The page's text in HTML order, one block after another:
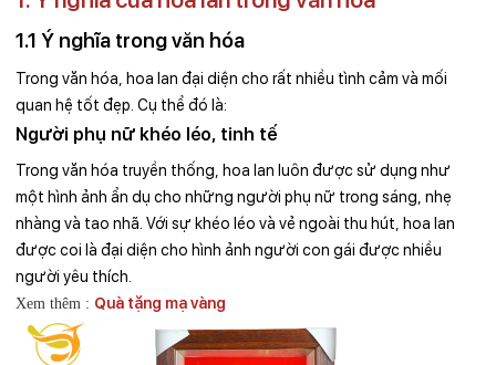
1.1 Ý nghĩa trong văn hóa
Trong văn hóa, hoa lan đại diện cho rất nhiều tình cảm và mối
quan hệ tốt đẹp. Cụ thể đó là:
Người phụ nữ khéo léo, tinh tế
Trong văn hóa truyền thống, hoa lan luôn được sử dụng như
một hình ảnh ẩn dụ cho những người phụ nữ trong sáng, nhẹ
nhàng và tao nhã. Với sự khéo léo và vẻ ngoài thu hút, hoa lan
được coi là đại diện cho hình ảnh người con gái được nhiều
người yêu thích.
Xem thêm : Quà tặng mạ vàng